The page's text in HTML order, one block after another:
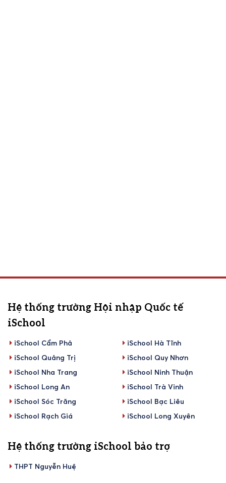
Hệ thống trường Hội nhập Quốc tế
iSchool
iSchool Cẩm Phả
iSchool Hà Tĩnh
iSchool Quảng Trị
iSchool Quy Nhơn
iSchool Nha Trang
iSchool Ninh Thuận
iSchool Long An
iSchool Trà Vinh
iSchool Sóc Trăng
iSchool Bạc Liêu
iSchool Rạch Giá
iSchool Long Xuyên
Hệ thống trường iSchool bảo trợ
THPT Nguyễn Huệ